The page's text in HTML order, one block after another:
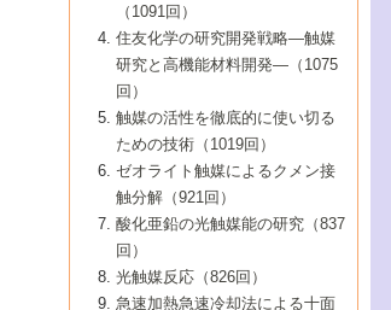
8号 若手研究者による触媒研究の未来展望
2：大学・研究所編
8号 イオン液体の応用
8号 多機能型リアクター
8号 超臨界流体を用いた化学プロセスの新
6号 第94回触媒討論会
7号 サブナノレベルでみた新しい表面現象
8号 オレフィン重合触媒の新たな展
5号 基礎化学品製造の触媒技術
6号 第92回触媒討論会
7号 基礎化学品製造の触媒技術
8号 資源の循環と触媒技術
4号 ナノ材料の調製と機能化
5号 こんな触媒が欲しい
6号 第90回触媒討論会
7号 触媒研究と学術雑誌/情報
8号 若い世代からみた触媒化学の現状と未
3号 生体触媒とバイオプロセス
4号 水素製造・利用の触媒化学
5号 触媒研究における新しい切り口：コン
ビナトリアルケミストリー
6号 第88回触媒討論会特集号
7号 企業における触媒研究のブレークスル
8号 この材料を触媒として使ってみません
2号 第85回触媒討論会
3号 反応ダイナミクス
5号 触媒のおもしろさをどのように伝える
6号 第86回触媒討論会
7号 水素化精製触媒の新しい展開
8号 新しい反応性と機能性を目指した金属
クラスタ-化学
1号 孔、穴、あな?-特異な空間とその利用-
2号 第83回触媒討論会
3号 均一系触媒反応最前線
4号 実用炭素材料の新展開
5号 研究の方法論を考える
7号 機能性金属材料と触媒
8号 触媒研究へのNMRの応用と展望
▼40巻（1998年）
進展と21世紀への提言/創立40周年記念・触
媒学会この10年の歩みとこれから/創立40周
2号 第81回触媒討論会
3号 計算機触媒化学へのさそい
4号 触媒劣化の制御と予測
5号 最新の実用プロセスと触媒
6号 第82回触媒討論会
1号 均一系と不均一系触媒反応-その特徴と
接点
2号 第79回触媒討論会
3号 最新NO除去触媒の実用化研究
4号 新しい反応場を目指した触媒調製
5号 反応・分離技術の新しい展開
6号 第80回触媒討論会
▼38巻（1996年）
1号 触媒の構造と触媒作用/C1化学を中心と
する21世紀への触媒
3号 オリンピックメダル:金・銀・銅はどん
な触媒作用を示すか
4号 触媒作用における機能の複合化
▼37巻（1995年）
1号 ファインケミカルズと固体触媒
2号 第75回触媒討論会
3号 希土類を利用した触媒
4号 触媒とリサイクル
5号 エネルギー変換触媒
▼36巻（1994年）
1号 電気化学と触媒
2号 第73回触媒討論会
3号 C4化学の展開
4号 《通常号》
▼35巻（1993年）
1号 工業触媒開発マニュアル―探索から工
業化まで
2号 第71回触媒討論会
▼34巻（1992年）
1号 インパクトを与えたこの研究
2号 第69回触媒討論会
▼33巻（1991年）
1号 触媒プロセス開発マニュアル―探索か
▼32巻（1990年）
（1091回）
住友化学の研究開発戦略―触媒
研究と高機能材料開発―（1075
回）
触媒の活性を徹底的に使い切る
ための技術（1019回）
ゼオライト触媒によるクメン接
触分解（921回）
酸化亜鉛の光触媒能の研究（837
回）
光触媒反応（826回）
急速加熱急速冷却法による十面